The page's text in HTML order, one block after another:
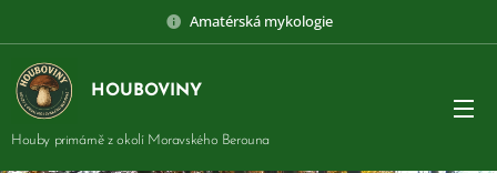
Amatérská mykologie
HOUBOVINY
Houby primárně z okolí Moravského Berouna